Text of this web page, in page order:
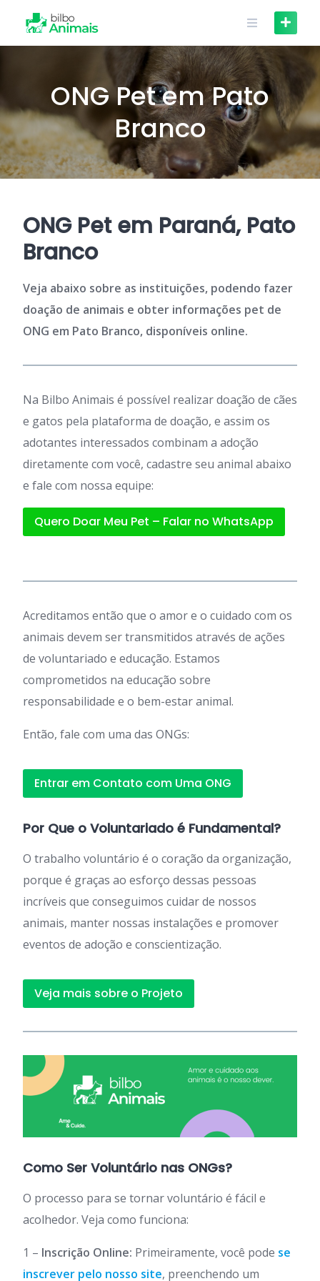
content
ONG Pet em Pato
Branco
ONG Pet em Paraná, Pato
Branco
Veja abaixo sobre as instituições, podendo fazer
doação de animais e obter informações pet de
ONG em Pato Branco, disponíveis online.
Na Bilbo Animais é possível realizar doação de cães
e gatos pela plataforma de doação, e assim os
adotantes interessados combinam a adoção
diretamente com você, cadastre seu animal abaixo
e fale com nossa equipe:
Quero Doar Meu Pet – Falar no WhatsApp
Acreditamos então que o amor e o cuidado com os
animais devem ser transmitidos através de ações
de voluntariado e educação. Estamos
comprometidos na educação sobre
responsabilidade e o bem-estar animal.
Então, fale com uma das ONGs:
Entrar em Contato com Uma ONG
Por Que o Voluntariado é Fundamental?
O trabalho voluntário é o coração da organização,
porque é graças ao esforço dessas pessoas
incríveis que conseguimos cuidar de nossos
animais, manter nossas instalações e promover
eventos de adoção e conscientização.
Veja mais sobre o Projeto
Como Ser Voluntário nas ONGs?
O processo para se tornar voluntário é fácil e
acolhedor. Veja como funciona:
1 – Inscrição Online: Primeiramente, você pode se
inscrever pelo nosso site, preenchendo um